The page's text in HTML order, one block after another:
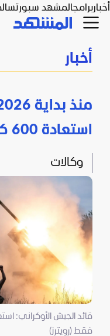
أخباربرامجالمشهد سبورتس
أخبار
استعادة 600 كيلومتر من روسيا
وكالات
فقط (رويترز)